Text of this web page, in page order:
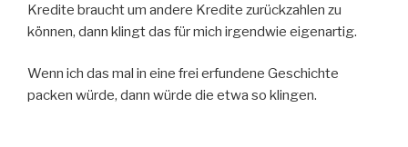
Kredite braucht um andere Kredite zurückzahlen zu
können, dann klingt das für mich irgendwie eigenartig.
Wenn ich das mal in eine frei erfundene Geschichte
packen würde, dann würde die etwa so klingen.